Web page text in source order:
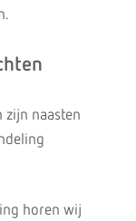
zijn naasten
horen wij